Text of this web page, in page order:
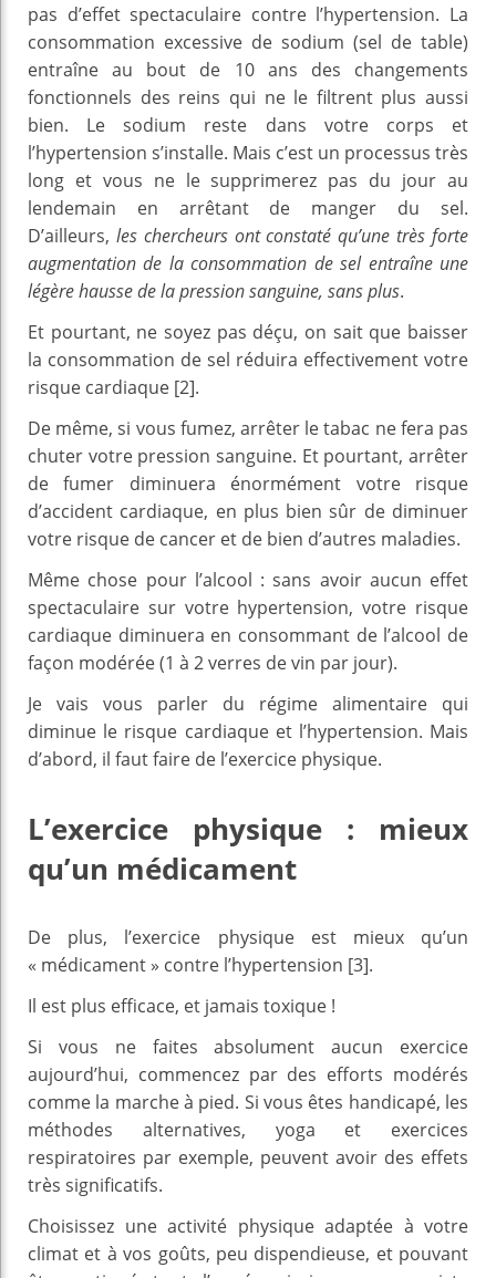
pas d’effet spectaculaire contre l’hypertension. La
consommation excessive de sodium (sel de table)
entraîne au bout de 10 ans des changements
fonctionnels des reins qui ne le filtrent plus aussi
bien. Le sodium reste dans votre corps et
l’hypertension s’installe. Mais c’est un processus très
long et vous ne le supprimerez pas du jour au
lendemain en arrêtant de manger du sel.
D’ailleurs, les chercheurs ont constaté qu’une très forte
augmentation de la consommation de sel entraîne une
légère hausse de la pression sanguine, sans plus.
Et pourtant, ne soyez pas déçu, on sait que baisser
la consommation de sel réduira effectivement votre
risque cardiaque [2].
De même, si vous fumez, arrêter le tabac ne fera pas
chuter votre pression sanguine. Et pourtant, arrêter
de fumer diminuera énormément votre risque
d’accident cardiaque, en plus bien sûr de diminuer
votre risque de cancer et de bien d’autres maladies.
Même chose pour l’alcool : sans avoir aucun effet
spectaculaire sur votre hypertension, votre risque
cardiaque diminuera en consommant de l’alcool de
façon modérée (1 à 2 verres de vin par jour).
Je vais vous parler du régime alimentaire qui
diminue le risque cardiaque et l’hypertension. Mais
d’abord, il faut faire de l’exercice physique.
L’exercice physique : mieux
qu’un médicament
De plus, l’exercice physique est mieux qu’un
« médicament » contre l’hypertension [3].
Il est plus efficace, et jamais toxique !
Si vous ne faites absolument aucun exercice
aujourd’hui, commencez par des efforts modérés
comme la marche à pied. Si vous êtes handicapé, les
méthodes alternatives, yoga et exercices
respiratoires par exemple, peuvent avoir des effets
très significatifs.
Choisissez une activité physique adaptée à votre
climat et à vos goûts, peu dispendieuse, et pouvant